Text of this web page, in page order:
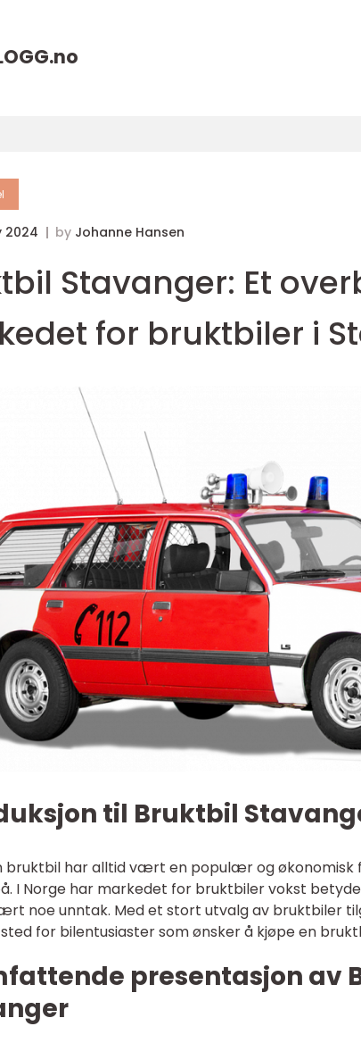
no
2024 by Johanne Hansen
Stavanger: Et
for bruktbiler i
til Bruktbil
bruktbil har alltid vært en populær og økonomisk
I Norge har markedet for bruktbiler vokst
noe unntak. Med et stort utvalg av bruktbiler
for bilentusiaster som ønsker å kjøpe en
presentasjon av